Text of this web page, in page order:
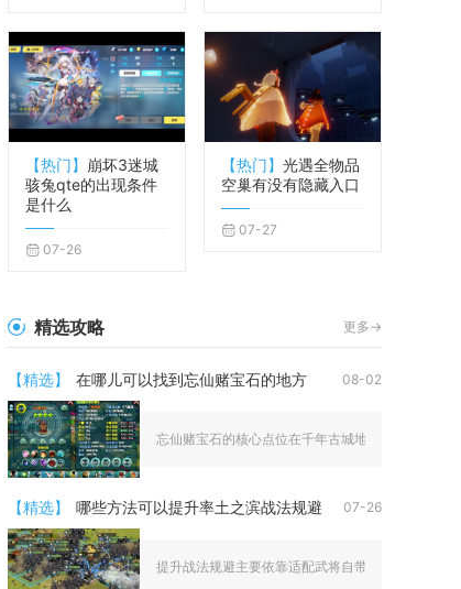
【热门】
崩坏3迷城
骇兔qte的出现条件
是什么
07-26
【热门】 光遇全物品
空巢有没有隐藏入口
07-27
精选攻略 更多->
【精选】 在哪儿可以找到忘仙赌宝石的地方 08-02
忘仙赌宝石的核心点位在千年古城地图内的祈福
【精选】 哪些方法可以提升率土之滨战法规避 07-26
提升战法规避主要依靠适配武将自带规避机制、合